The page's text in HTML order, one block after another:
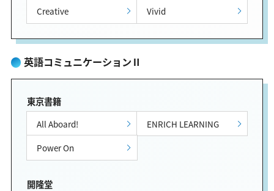
Creative Vivid
英語コミュニケーションⅡ
東京書籍
All Aboard!
ENRICH LEARNING
Power On
開隆堂